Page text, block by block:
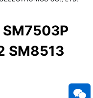
SM7503P
SM8513